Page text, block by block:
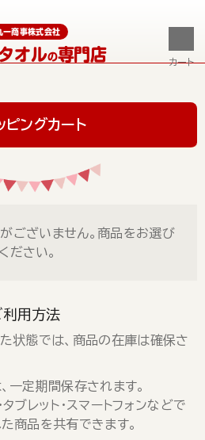
一商事株式会社
オルの専門店 カート
ピングカート
ございません。商品をお選び
ください。
利用方法
状態では、商品の在庫は確保さ
一定期間保存されます。
ブレット・スマートフォンなどで
商品を共有できます。